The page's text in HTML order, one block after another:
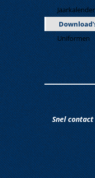
Jaarkalender
Uniformen
Snel contact